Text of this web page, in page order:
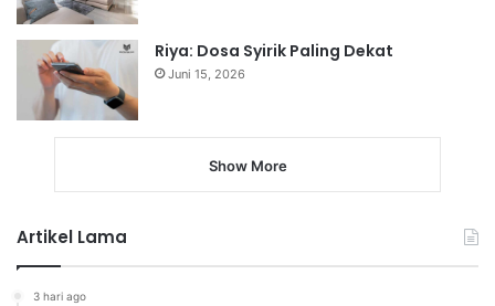
Riya: Dosa Syirik Paling Dekat
Juni 15, 2026
Show More
Artikel Lama
3 hari ago